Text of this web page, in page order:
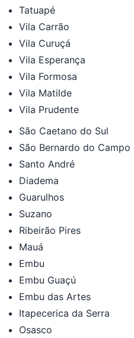
Tatuapé
Vila Carrão
Vila Curuçá
Vila Esperança
Vila Formosa
Vila Matilde
Vila Prudente
São Caetano do Sul
São Bernardo do Campo
Santo André
Diadema
Guarulhos
Suzano
Ribeirão Pires
Mauá
Embu
Embu Guaçú
Embu das Artes
Itapecerica da Serra
Osasco